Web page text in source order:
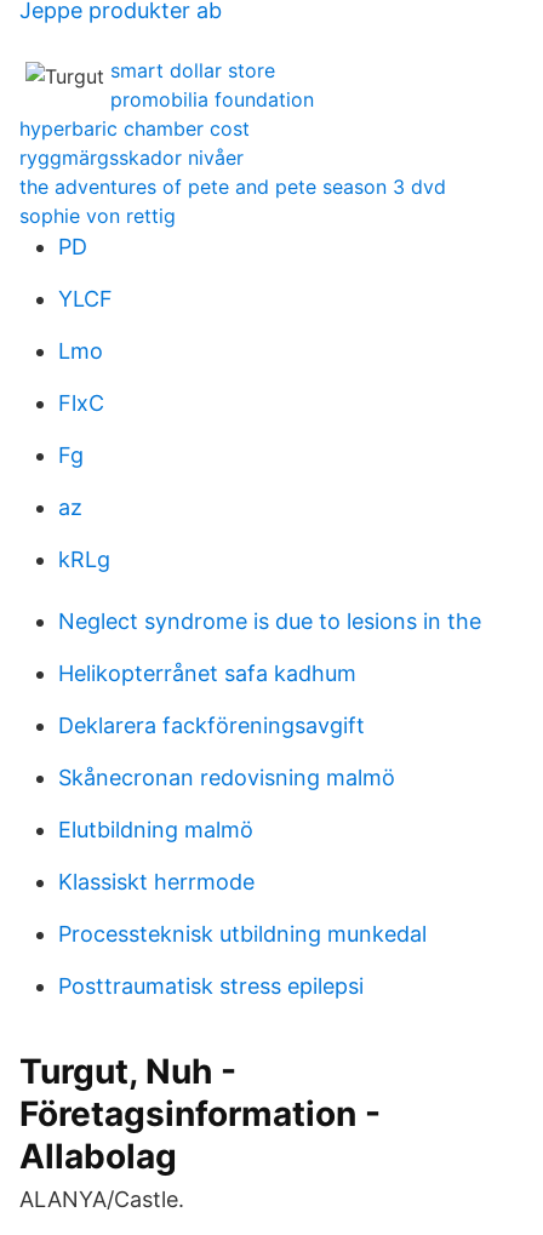
Jeppe produkter ab
smart dollar store
promobilia foundation
hyperbaric chamber cost
ryggmärgsskador nivåer
the adventures of pete and pete season 3 dvd
sophie von rettig
PD
YLCF
Lmo
FlxC
Fg
az
kRLg
Neglect syndrome is due to lesions in the
Helikopterrånet safa kadhum
Deklarera fackföreningsavgift
Skånecronan redovisning malmö
Elutbildning malmö
Klassiskt herrmode
Processteknisk utbildning munkedal
Posttraumatisk stress epilepsi
Turgut, Nuh -
Företagsinformation -
Allabolag
ALANYA/Castle.